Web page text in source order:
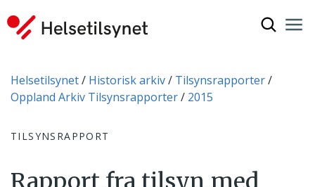
Du er her:
Helsetilsynet Historisk arkiv
Tilsynsrapporter
Oppland Arkiv Tilsynsrapporter
2015
TILSYNSRAPPORT
Rapport fra tilsyn med